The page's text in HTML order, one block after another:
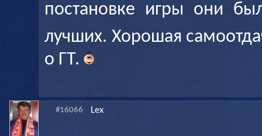
постановке игры они
лучших. Хорошая
о ГТ.
#16066 Lex